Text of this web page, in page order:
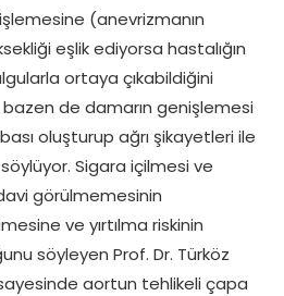
(anevrizmanın
eşlik ediyorsa hastalığın
ortaya çıkabildiğini
bazen de damarın genişlemesi
oluşturup ağrı şikayetleri ile
Sigara içilmesi ve
görülmemesinin
ve yırtılma riskinin
söyleyen Prof. Dr. Türköz
aortun tehlikeli çapa